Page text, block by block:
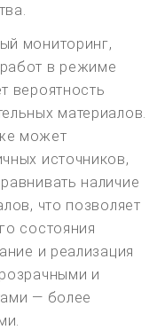
мониторинг,
в режиме
вероятность
материалов.
может
источников,
наличие
что позволяет
состояния
и реализация
и
— более